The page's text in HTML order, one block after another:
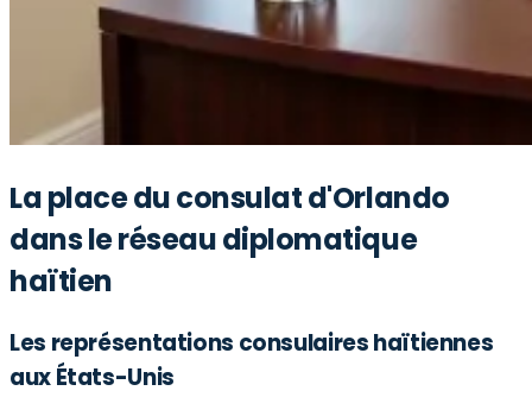
La place du consulat d'Orlando
dans le réseau diplomatique
haïtien
Les représentations consulaires haïtiennes
aux États-Unis